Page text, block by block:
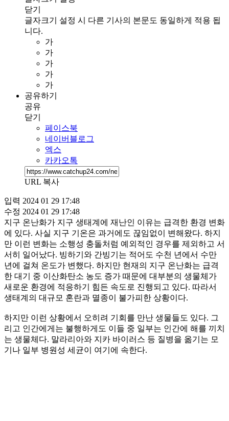
닫기
글자크기 설정 시 다른 기사의 본문도 동일하게 적용 됩
니다.
가
가
가
가
가
공유하기
공유
닫기
페이스북
네이버블로그
엑스
카카오톡
URL 복사
입력 2024 01 29 17:48
수정 2024 01 29 17:48
지구 온난화가 지구 생태계에 재난인 이유는 급격한 환경 변화
에 있다. 사실 지구 기온은 과거에도 끊임없이 변해왔다. 하지
만 이런 변화는 소행성 충돌처럼 예외적인 경우를 제외하고 서
서히 일어났다. 빙하기와 간빙기는 적어도 수천 년에서 수만
년에 걸쳐 온도가 변했다. 하지만 현재의 지구 온난화는 급격
한 대기 중 이산화탄소 농도 증가 때문에 대부분의 생물체가
새로운 환경에 적응하기 힘든 속도로 진행되고 있다. 따라서
생태계의 대규모 혼란과 멸종이 불가피한 상황이다.
하지만 이런 상황에서 오히려 기회를 만난 생물들도 있다. 그
리고 인간에게는 불행하게도 이들 중 일부는 인간에 해를 끼치
는 생물체다. 말라리아와 지카 바이러스 등 질병을 옮기는 모
기나 일부 병원성 세균이 여기에 속한다.